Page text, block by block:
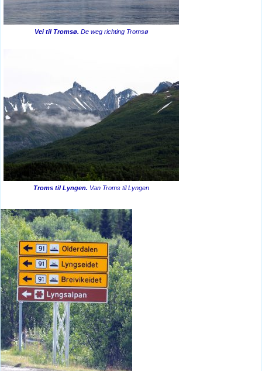
Vei til Tromsø. De weg richting Tromsø
Troms til Lyngen. Van Troms til Lyngen